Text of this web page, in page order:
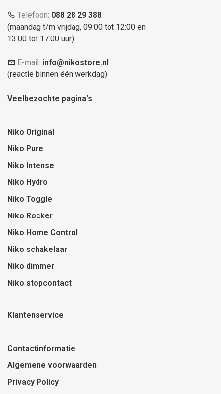
Telefoon: 088 28 29 388
(maandag t/m vrijdag, 09:00 tot 12:00 en
13:00 tot 17:00 uur)
E-mail: info@nikostore.nl
(reactie binnen één werkdag)
Veelbezochte pagina's
Niko Original
Niko Pure
Niko Intense
Niko Hydro
Niko Toggle
Niko Rocker
Niko Home Control
Niko schakelaar
Niko dimmer
Niko stopcontact
Klantenservice
Contactinformatie
Algemene voorwaarden
Privacy Policy